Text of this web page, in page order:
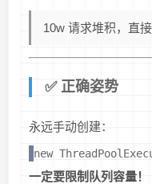
10w 请求堆积，直
✅ 正确姿势
永远手动创建：
new
一定要限制队列容量！